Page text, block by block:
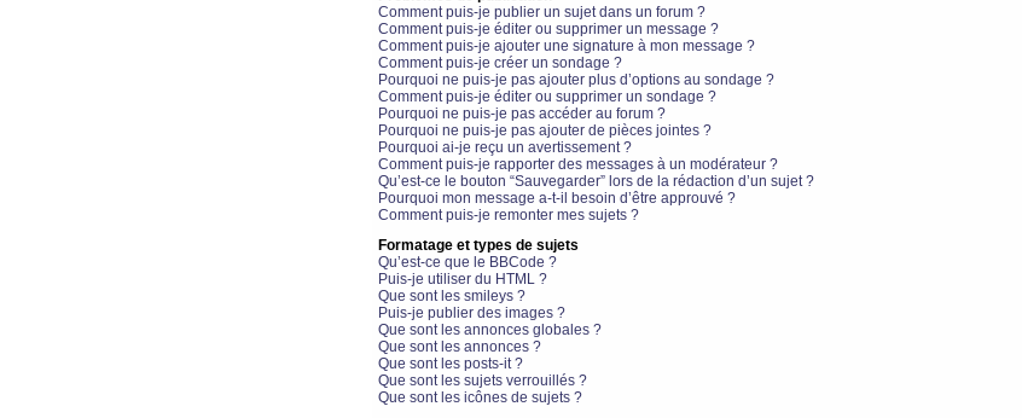
Comment puis-je publier un sujet dans un forum ?
Comment puis-je éditer ou supprimer un message ?
Comment puis-je ajouter une signature à mon message ?
Comment puis-je créer un sondage ?
Pourquoi ne puis-je pas ajouter plus d’options au sondage ?
Comment puis-je éditer ou supprimer un sondage ?
Pourquoi ne puis-je pas accéder au forum ?
Pourquoi ne puis-je pas ajouter de pièces jointes ?
Pourquoi ai-je reçu un avertissement ?
Comment puis-je rapporter des messages à un modérateur ?
Qu’est-ce le bouton “Sauvegarder” lors de la rédaction d’un sujet ?
Pourquoi mon message a-t-il besoin d’être approuvé ?
Comment puis-je remonter mes sujets ?
Formatage et types de sujets
Qu’est-ce que le BBCode ?
Puis-je utiliser du HTML ?
Que sont les smileys ?
Puis-je publier des images ?
Que sont les annonces globales ?
Que sont les annonces ?
Que sont les posts-it ?
Que sont les sujets verrouillés ?
Que sont les icônes de sujets ?